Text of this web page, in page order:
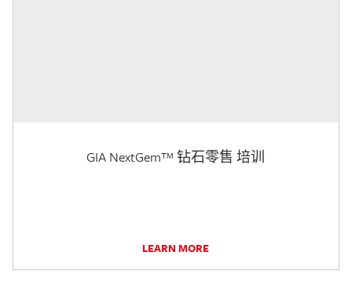
GIA NextGem™ 钻石零售 培训
LEARN MORE